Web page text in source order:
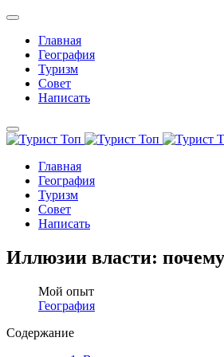
Главная
География
Туризм
Совет
Написать
Главная
География
Туризм
Совет
Написать
Иллюзии власти:
Мой опыт
География
Содержание